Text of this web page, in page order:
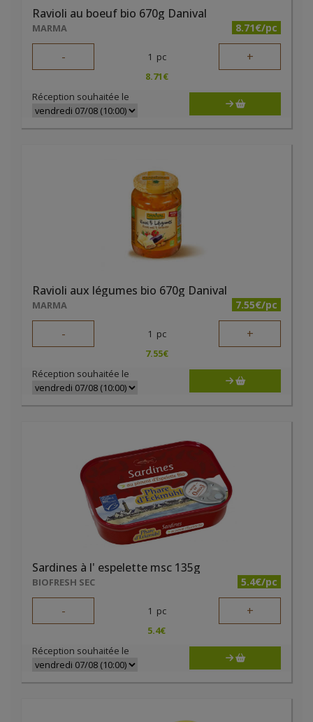
Ravioli au boeuf bio 670g Danival
MARMA 8.71€/pc
- 1 pc +
8.71€
Réception souhaitée le
Ravioli aux légumes bio 670g Danival
MARMA 7.55€/pc
- 1 pc +
7.55€
Réception souhaitée le
Sardines à l' espelette msc 135g
BIOFRESH SEC 5.4€/pc
- 1 pc +
5.4€
Réception souhaitée le